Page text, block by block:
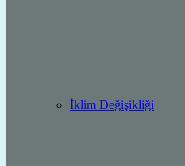
İklim Değişikliği